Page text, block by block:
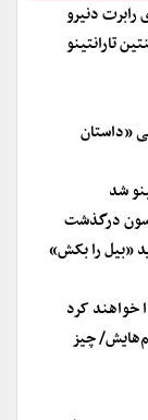
رابرت دنیرو
تارانتینو
کلاسیک؛ جشن ۳۰ سالگی «داستان
شد
درگذشت
«بیل را بکش»
خواهند کرد
چیز